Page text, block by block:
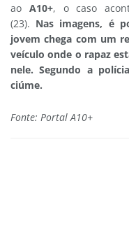
ao A10+, o caso
(23). Nas imagens, é
jovem chega com um
veículo onde o rapaz
nele. Segundo a
ciúme.
Fonte: Portal A10+